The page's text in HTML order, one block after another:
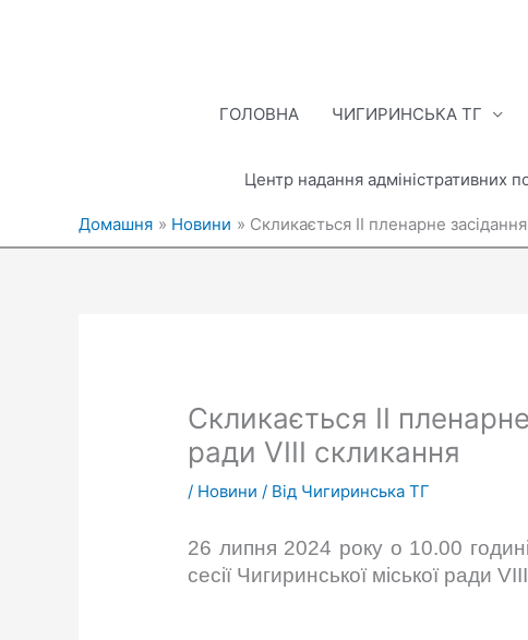
ГОЛОВНА ЧИГИРИНСЬКА ТГ
Центр надання адміністративних
Домашня Новини Скликається ІІ пленарне
Скликається ІІ
ради VIІІ скликання
/ Новини / Від Чигиринська ТГ
26 липня 2024 року о 10.00 годині
сесії Чигиринської міської ради